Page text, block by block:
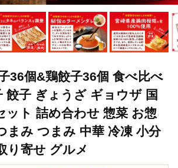
36個&鶏餃子36個 食べ比べ
餃子 ぎょうざ ギョウザ 国
ット 詰め合わせ 惣菜 お惣
まみ つまみ 中華 冷凍 小分
り寄せ グルメ